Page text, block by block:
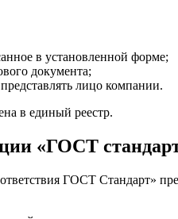
в установленной форме;
документа;
лицо компании.
в единый реестр.
«ГОСТ
ГОСТ Стандарт»